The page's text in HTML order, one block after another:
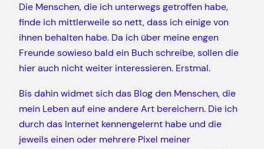
Die Menschen, die ich unterwegs getroffen habe,
finde ich mittlerweile so nett, dass ich einige von
ihnen behalten habe. Da ich über meine engen
Freunde sowieso bald ein Buch schreibe, sollen die
hier auch nicht weiter interessieren. Erstmal.
Bis dahin widmet sich das Blog den Menschen, die
mein Leben auf eine andere Art bereichern. Die ich
durch das Internet kennengelernt habe und die
jeweils einen oder mehrere Pixel meiner